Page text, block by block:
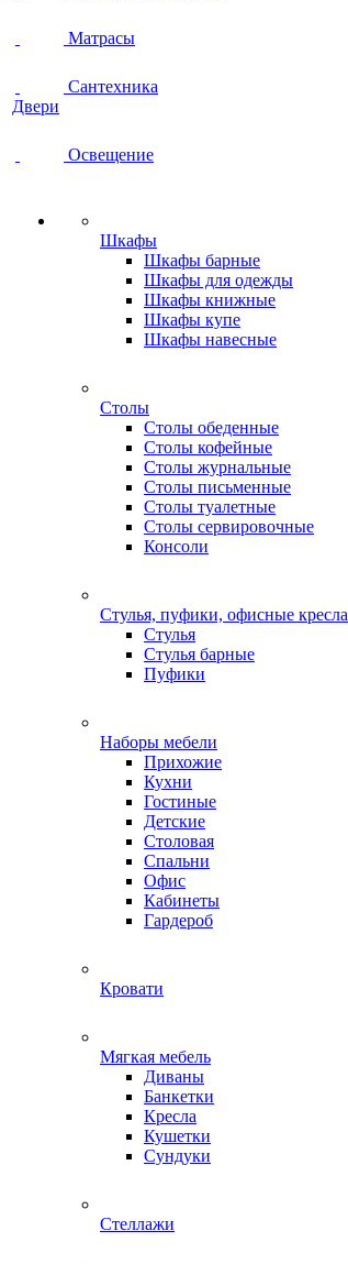
Матрасы
Сантехника
Двери
Освещение
Шкафы
Шкафы барные
Шкафы для одежды
Шкафы книжные
Шкафы купе
Шкафы навесные
Столы
Столы обеденные
Столы кофейные
Столы журнальные
Столы письменные
Столы туалетные
Столы сервировочные
Консоли
Стулья, пуфики, офисные кресла
Стулья
Стулья барные
Пуфики
Наборы мебели
Прихожие
Кухни
Гостиные
Детские
Столовая
Спальни
Офис
Кабинеты
Гардероб
Кровати
Мягкая мебель
Диваны
Банкетки
Кресла
Кушетки
Сундуки
Стеллажи